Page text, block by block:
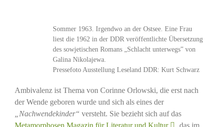
Sommer 1963. Irgendwo an der Ostsee. Eine Frau
liest die 1962 in der DDR veröffentlichte Übersetzung
des sowjetischen Romans „Schlacht unterwegs” von
Galina Nikolajewa.
Pressefoto Ausstellung Leseland DDR: Kurt Schwarz
Ambivalenz ist Thema von Corinne Orlowski, die erst nach
der Wende geboren wurde und sich als eines der
„Nachwendekinder“ versteht. Sie bezieht sich auf das
Metamorphosen Magazin für Literatur und Kultur
, das im